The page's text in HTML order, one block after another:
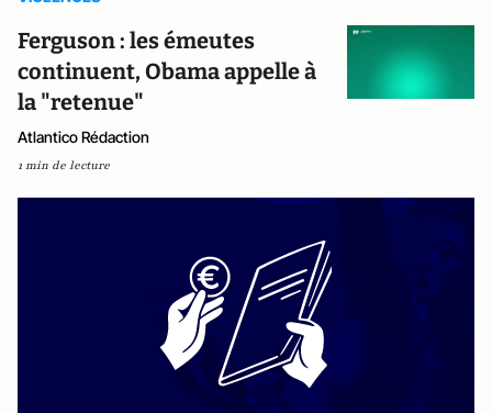
Ferguson : les émeutes
continuent, Obama appelle à
la "retenue"
Atlantico Rédaction
1 min de lecture